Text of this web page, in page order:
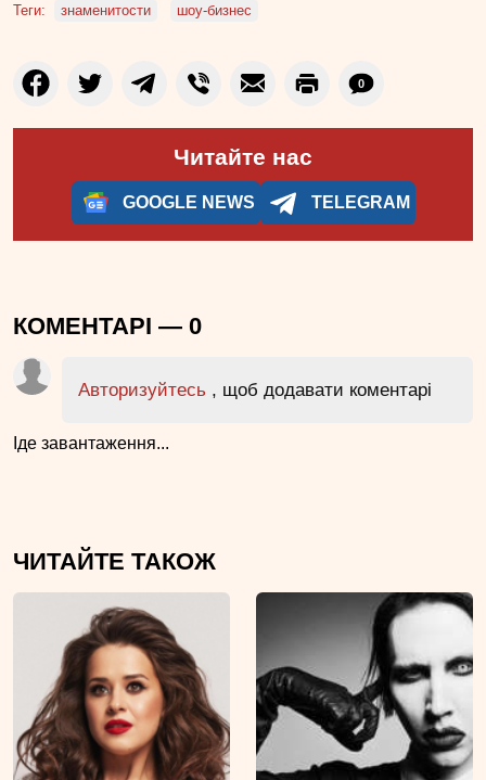
Теги: знаменитости шоу-бизнес
0
Читайте нас
GOOGLE NEWS TELEGRAM
КОМЕНТАРІ — 0
Авторизуйтесь , щоб додавати коментарі
Іде завантаження...
ЧИТАЙТЕ ТАКОЖ